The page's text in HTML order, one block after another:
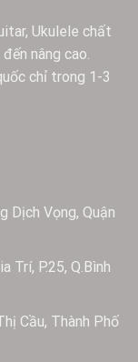
Ukulele chất
nâng cao.
chỉ trong 1-3
Dịch Vọng, Quận
Trí, P.25, Q.Bình
Cầu, Thành Phố